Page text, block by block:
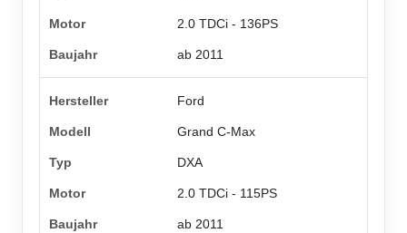
2.0 TDCi - 136PS
ab 2011
Ford
Grand C-Max
DXA
2.0 TDCi - 115PS
ab 2011